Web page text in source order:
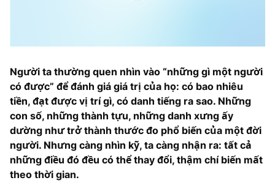
Người ta thường quen nhìn vào “những gì một người
có được” để đánh giá giá trị của họ: có bao nhiêu
tiền, đạt được vị trí gì, có danh tiếng ra sao. Những
con số, những thành tựu, những danh xưng ấy
dường như trở thành thước đo phổ biến của một đời
người. Nhưng càng nhìn kỹ, ta càng nhận ra: tất cả
những điều đó đều có thể thay đổi, thậm chí biến mất
theo thời gian.